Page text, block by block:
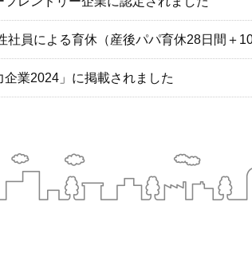
社員による育休（産後パパ育休28日間＋
企業2024」に掲載されました